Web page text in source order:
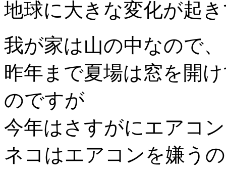
地球に大きな変化が起
我が家は山の中なので、
昨年まで夏場は窓を開
のですが
今年はさすがにエアコ
ネコはエアコンを嫌う